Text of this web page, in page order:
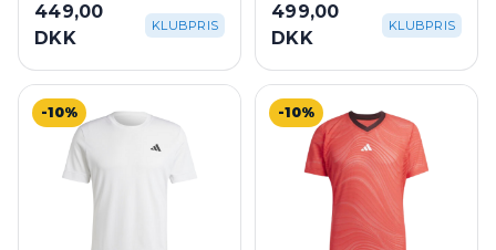
449,00
DKK
KLUBPRIS
499,00
DKK
KLUBPRIS
-10% -10%